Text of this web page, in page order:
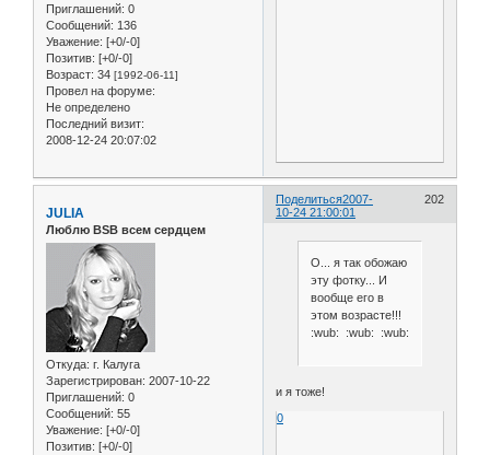
Приглашений: 0
Сообщений: 136
Уважение: [+0/-0]
Позитив: [+0/-0]
Возраст: 34 [1992-06-11]
Провел на форуме:
Не определено
Последний визит:
2008-12-24 20:07:02
Поделиться 202
2007-
10-24 21:00:01
JULIA
Люблю BSB всем сердцем
Откуда: г. Калуга
Зарегистрирован: 2007-10-22
Приглашений: 0
Сообщений: 55
Уважение: [+0/-0]
Позитив: [+0/-0]
О... я так обожаю
эту фотку... И
вообще его в
этом возрасте!!!
:wub: :wub: :wub:
и я тоже!
0